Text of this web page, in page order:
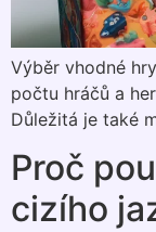
Výběr vhodné
počtu hráčů a
Důležitá je také
Proč
cizího